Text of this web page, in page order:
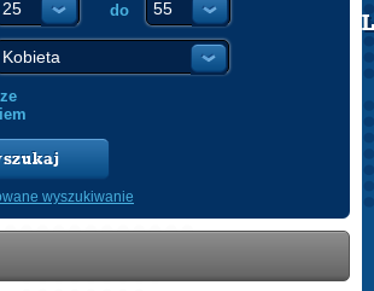
POLISH
do
wyszukiwanie